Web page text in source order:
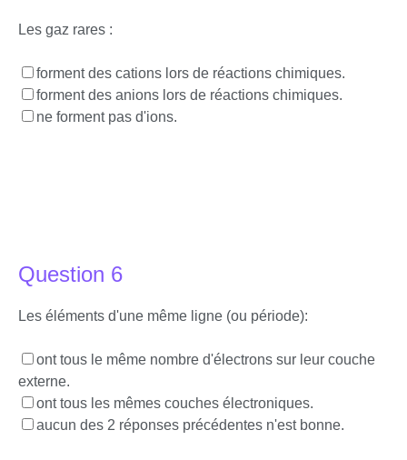
Les gaz rares :
forment des cations lors de réactions chimiques.
forment des anions lors de réactions chimiques.
ne forment pas d'ions.
Question 6
Les éléments d'une même ligne (ou période):
ont tous le même nombre d'électrons sur leur couche
externe.
ont tous les mêmes couches électroniques.
aucun des 2 réponses précédentes n'est bonne.